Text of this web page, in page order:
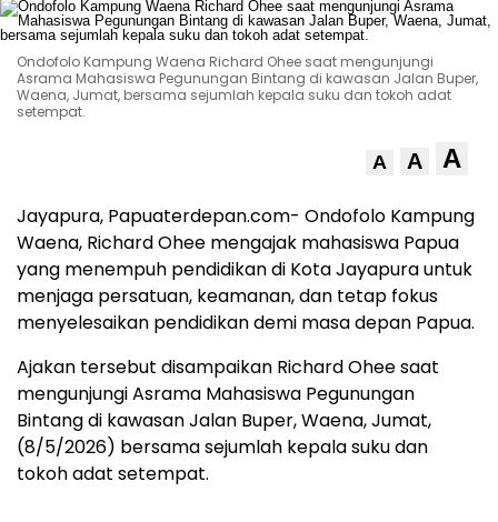
Ondofolo Kampung Waena Richard Ohee saat mengunjungi
Asrama Mahasiswa Pegunungan Bintang di kawasan Jalan Buper,
Waena, Jumat, bersama sejumlah kepala suku dan tokoh adat
setempat.
A A A
Jayapura, Papuaterdepan.com- Ondofolo Kampung
Waena, Richard Ohee mengajak mahasiswa Papua
yang menempuh pendidikan di Kota Jayapura untuk
menjaga persatuan, keamanan, dan tetap fokus
menyelesaikan pendidikan demi masa depan Papua.
Ajakan tersebut disampaikan Richard Ohee saat
mengunjungi Asrama Mahasiswa Pegunungan
Bintang di kawasan Jalan Buper, Waena, Jumat,
(8/5/2026) bersama sejumlah kepala suku dan
tokoh adat setempat.